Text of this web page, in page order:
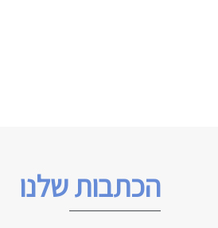
הכתבות שלנו